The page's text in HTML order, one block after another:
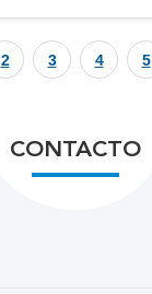
2 3 4 5
CONTACTO